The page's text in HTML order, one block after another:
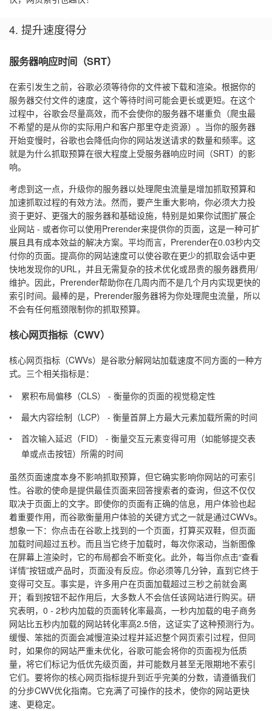
4. 提升速度得分
服务器响应时间（SRT）
在索引发生之前，谷歌必须等待你的文件被下载和渲染。根据你的
服务器交付文件的速度，这个等待时间可能会更长或更短。在这个
过程中，谷歌会尽量高效，而不会使你的服务器不堪重负（爬虫最
不希望的是从你的实际用户和客户那里夺走资源）。当你的服务器
开始变慢时，谷歌也会降低向你的网站发送请求的数量和频率。这
就是为什么抓取预算在很大程度上受服务器响应时间（SRT）的影
响。
考虑到这一点，升级你的服务器以处理爬虫流量是增加抓取预算和
加速抓取过程的有效方法。然而，要产生重大影响，你必须大力投
资于更好、更强大的服务器和基础设施，特别是如果你试图扩展企
业网站 - 或者你可以使用Prerender来提供你的页面，这是一种可扩
展且具有成本效益的解决方案。平均而言，Prerender在0.03秒内交
付你的页面。提高你的网站速度可以使谷歌在更少的抓取会话中更
快地发现你的URL，并且无需复杂的技术优化或昂贵的服务器费用/
维护。因此，Prerender帮助你在几周内而不是几个月内实现更快的
索引时间。最棒的是，Prerender服务器将为你处理爬虫流量，所以
不会有任何瓶颈限制你的抓取预算。
核心网页指标（CWV）
核心网页指标（CWVs）是谷歌分解网站加载速度不同方面的一种方
式。三个相关指标是：
累积布局偏移（CLS） - 衡量你的页面的视觉稳定性
最大内容绘制（LCP） - 衡量首屏上方最大元素加载所需的时间
首次输入延迟（FID） - 衡量交互元素变得可用（如能够提交表
单或点击按钮）所需的时间
虽然页面速度本身不影响抓取预算，但它确实影响你网站的可索引
性。谷歌的使命是提供最佳页面来回答搜索者的查询，但这不仅仅
取决于页面上的文字。即使你的页面有正确的信息，用户体验也起
着重要作用，而谷歌衡量用户体验的关键方式之一就是通过CWVs。
想象一下：你点击在谷歌上找到的一个页面，打算买双鞋，但页面
加载时间超过五秒。而且当它终于加载时，每次你滚动，当新图像
在屏幕上渲染时，它的布局都会不断变化。此外，每当你点击“查看
详情”按钮或产品时，页面没有反应。你必须等几分钟，直到它终于
变得可交互。事实是，许多用户在页面加载超过三秒之前就会离
开；看到按钮不起作用后，大多数人不会信任该网站进行购买。研
究表明，0 - 2秒内加载的页面转化率最高，一秒内加载的电子商务
网站比五秒内加载的网站转化率高2.5倍，这证实了这种预测行为。
缓慢、笨拙的页面会减慢渲染过程并延迟整个网页索引过程，但同
时，如果你的网站严重未优化，谷歌可能会将你的页面视为低质
量，将它们标记为低优先级页面，并可能数月甚至无限期地不索引
它们。要将你的核心网页指标提升到近乎完美的分数，请遵循我们
的分步CWV优化指南。它充满了可操作的技术，使你的网站更快
速、更稳定。